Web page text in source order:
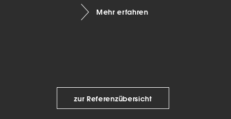
Mehr erfahren
zur Referenzübersicht